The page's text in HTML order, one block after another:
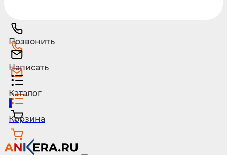
Позвонить
Написать
Каталог
1
Корзина